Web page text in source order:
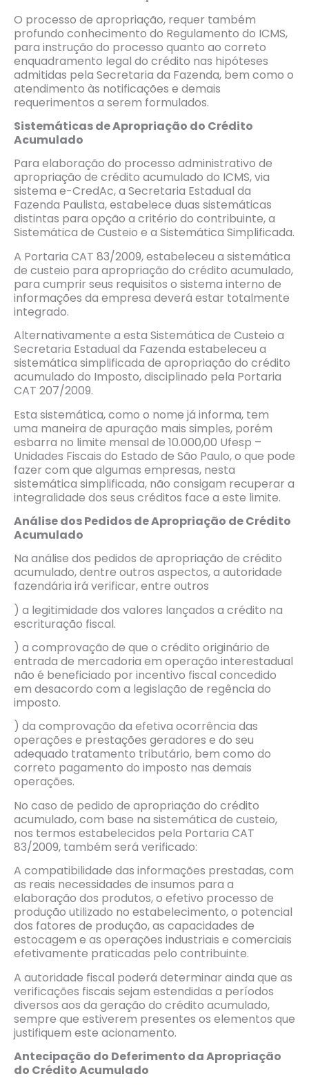
O processo de apropriação, requer também
profundo conhecimento do Regulamento do ICMS,
para instrução do processo quanto ao correto
enquadramento legal do crédito nas hipóteses
admitidas pela Secretaria da Fazenda, bem como o
atendimento às notificações e demais
requerimentos a serem formulados.
Sistemáticas de Apropriação do Crédito
Acumulado
Para elaboração do processo administrativo de
apropriação de crédito acumulado do ICMS, via
sistema e-CredAc, a Secretaria Estadual da
Fazenda Paulista, estabelece duas sistemáticas
distintas para opção a critério do contribuinte, a
Sistemática de Custeio e a Sistemática Simplificada.
A Portaria CAT 83/2009, estabeleceu a sistemática
de custeio para apropriação do crédito acumulado,
para cumprir seus requisitos o sistema interno de
informações da empresa deverá estar totalmente
integrado.
Alternativamente a esta Sistemática de Custeio a
Secretaria Estadual da Fazenda estabeleceu a
sistemática simplificada de apropriação do crédito
acumulado do Imposto, disciplinado pela Portaria
CAT 207/2009.
Esta sistemática, como o nome já informa, tem
uma maneira de apuração mais simples, porém
esbarra no limite mensal de 10.000,00 Ufesp –
Unidades Fiscais do Estado de São Paulo, o que pode
fazer com que algumas empresas, nesta
sistemática simplificada, não consigam recuperar a
integralidade dos seus créditos face a este limite.
Análise dos Pedidos de Apropriação de Crédito
Acumulado
Na análise dos pedidos de apropriação de crédito
acumulado, dentre outros aspectos, a autoridade
fazendária irá verificar, entre outros
) a legitimidade dos valores lançados a crédito na
escrituração fiscal.
) a comprovação de que o crédito originário de
entrada de mercadoria em operação interestadual
não é beneficiado por incentivo fiscal concedido
em desacordo com a legislação de regência do
imposto.
) da comprovação da efetiva ocorrência das
operações e prestações geradores e do seu
adequado tratamento tributário, bem como do
correto pagamento do imposto nas demais
operações.
No caso de pedido de apropriação do crédito
acumulado, com base na sistemática de custeio,
nos termos estabelecidos pela Portaria CAT
83/2009, também será verificado:
A compatibilidade das informações prestadas, com
as reais necessidades de insumos para a
elaboração dos produtos, o efetivo processo de
produção utilizado no estabelecimento, o potencial
dos fatores de produção, as capacidades de
estocagem e as operações industriais e comerciais
efetivamente praticadas pelo contribuinte.
A autoridade fiscal poderá determinar ainda que as
verificações fiscais sejam estendidas a períodos
diversos aos da geração do crédito acumulado,
sempre que estiverem presentes os elementos que
justifiquem este acionamento.
Antecipação do Deferimento da Apropriação
do Crédito Acumulado